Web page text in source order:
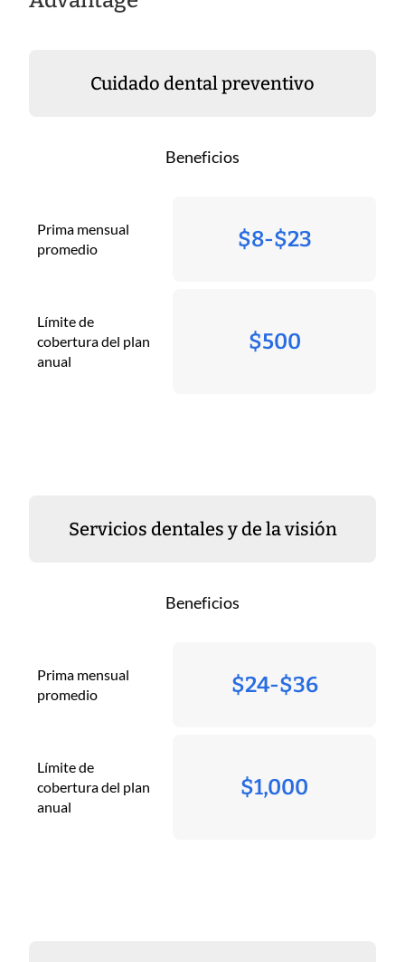
Cuidado dental preventivo
Beneficios
Prima mensual
promedio
$8-$23
Límite de
cobertura del plan
anual
$500
Servicios dentales y de la visión
Beneficios
Prima mensual
promedio
$24-$36
Límite de
cobertura del plan
anual
$1,000